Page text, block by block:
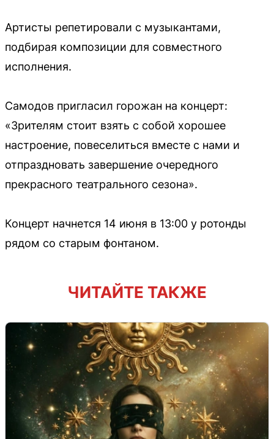
Артисты репетировали с музыкантами,
подбирая композиции для совместного
исполнения.
Самодов пригласил горожан на концерт:
«Зрителям стоит взять с собой хорошее
настроение, повеселиться вместе с нами и
отпраздновать завершение очередного
прекрасного театрального сезона».
Концерт начнется 14 июня в 13:00 у ротонды
рядом со старым фонтаном.
ЧИТАЙТЕ ТАКЖЕ